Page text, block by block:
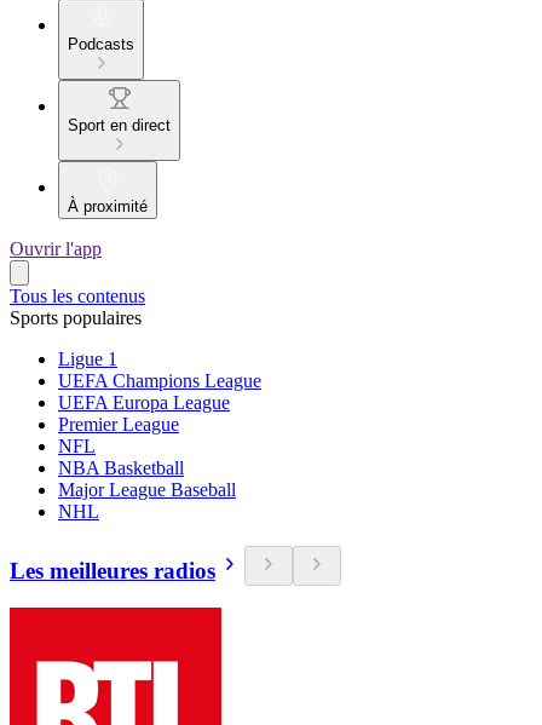
Podcasts
Sport en direct
À proximité
Ouvrir l'app
Tous les contenus
Sports populaires
Ligue 1
UEFA Champions League
UEFA Europa League
Premier League
NFL
NBA Basketball
Major League Baseball
NHL
Les meilleures radios